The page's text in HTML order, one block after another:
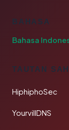
BAHASA
Bahasa
TAUTAN
HiphiphoSec
YourvillDNS